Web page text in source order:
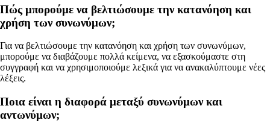
Πώς μπορούμε να βελτιώσουμε την κατανόηση και
χρήση των συνωνύμων;
Για να βελτιώσουμε την κατανόηση και χρήση των συνωνύμων,
μπορούμε να διαβάζουμε πολλά κείμενα, να εξασκούμαστε στη
συγγραφή και να χρησιμοποιούμε λεξικά για να ανακαλύπτουμε νέες
λέξεις.
Ποια είναι η διαφορά μεταξύ συνωνύμων και
αντωνύμων;